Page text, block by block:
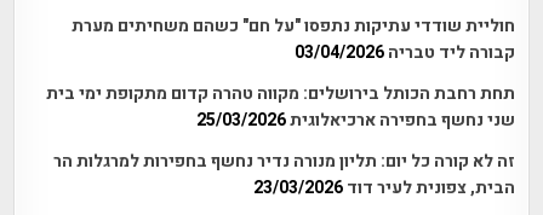
חוליית שודדי עתיקות נתפסו "על חם" כשהם משחיתים מערת
קבורה ליד טבריה 03/04/2026
תחת רחבת הכותל בירושלים: מקווה טהרה קדום מתקופת ימי בית
שני נחשף בחפירה ארכיאלוגית25/03/2026
זה לא קורה כל יום: תליון מנורה נדיר נחשף בחפירות למרגלות הר
הבית, צפונית לעיר דוד 23/03/2026